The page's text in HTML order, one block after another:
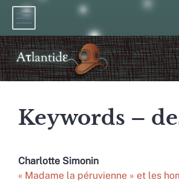
Keywords –
Charlotte Simonin
« Madame la péruvienne » et les